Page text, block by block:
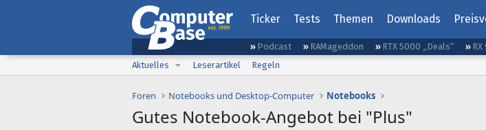
Ticker Tests Themen Downloads
Podcast RAMageddon RTX 5000 „Deals“
Aktuelles
Leserartikel Regeln
Foren Notebooks und Desktop-Computer Notebooks
Gutes Notebook-Angebot bei "Plus"